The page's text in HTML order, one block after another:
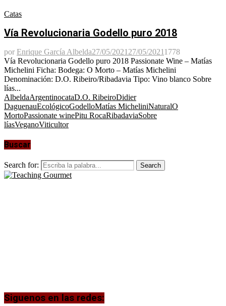
Catas
Vía Revolucionaria Godello puro 2018
por Enrique García Albelda27/05/2021 27/05/20211778
Vía Revolucionaria Godello puro 2018 Passionate Wine – Matías
Michelini Ficha: Bodega: O Morto – Matías Michelini
Denominación: D.O. Ribeiro/Ribadavia Tipo: Vino blanco Sobre
lías...
AlbeldaArgentinocataD.O. RibeiroDidier
DaguenauEcológicoGodelloMatías MicheliniNaturalO
MortoPassionate winePitu RocaRibadaviaSobre
líasVeganoViticultor
Buscar
Search for: Search
Siguenos en las redes: